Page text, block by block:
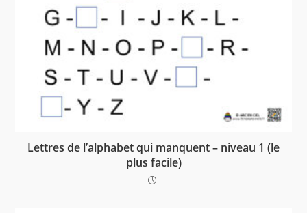
Lettres de l’alphabet qui manquent – niveau 1 (le
plus facile)